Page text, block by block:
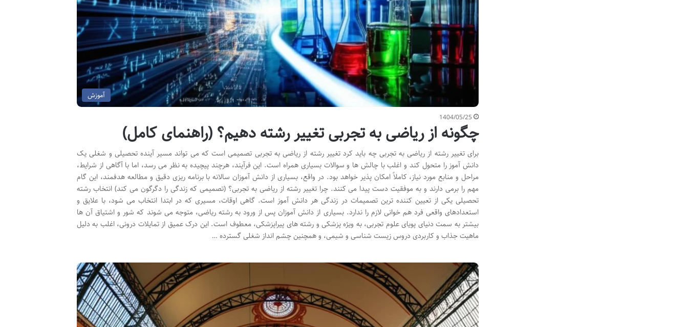
آموزش
1404/05/25
چگونه از ریاضی به تجربی تغییر رشته دهیم؟ (راهنمای کامل)
برای تغییر رشته از ریاضی به تجربی چه باید کرد تغییر رشته از ریاضی به تجربی تصمیمی است که می تواند مسیر آینده تحصیلی و شغلی یک
دانش آموز را متحول کند و اغلب با چالش ها و سوالات بسیاری همراه است. این فرآیند، هرچند پیچیده به نظر می رسد، اما با آگاهی از شرایط،
مراحل و منابع مورد نیاز، کاملاً امکان پذیر خواهد بود. در واقع، بسیاری از دانش آموزان سالانه با برنامه ریزی دقیق و مطالعه هدفمند، این گام
مهم را برمی دارند و به موفقیت دست پیدا می کنند. چرا تغییر رشته از ریاضی به تجربی؟ (تصمیمی که زندگی را دگرگون می کند) انتخاب رشته
تحصیلی یکی از تعیین کننده ترین تصمیمات در زندگی هر دانش آموز است. گاهی اوقات، مسیری که در ابتدا انتخاب می شود، با علایق و
استعدادهای واقعی فرد هم خوانی لازم را ندارد. بسیاری از دانش آموزان پس از ورود به رشته ریاضی، متوجه می شوند که شور و اشتیاق آن ها
بیشتر به سمت دنیای پویای علوم تجربی، به ویژه پزشکی و رشته های پیراپزشکی، معطوف است. این درک عمیق از تمایلات درونی، اغلب به دلیل
ماهیت جذاب و کاربردی دروس زیست شناسی و شیمی، و همچنین چشم انداز شغلی گسترده …